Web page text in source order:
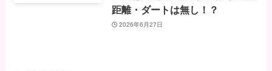
距離・ダートは無し！？
2026年6月27日